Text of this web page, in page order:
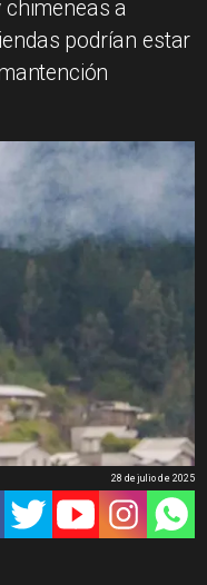
a
podrían estar
28 de julio de 2025